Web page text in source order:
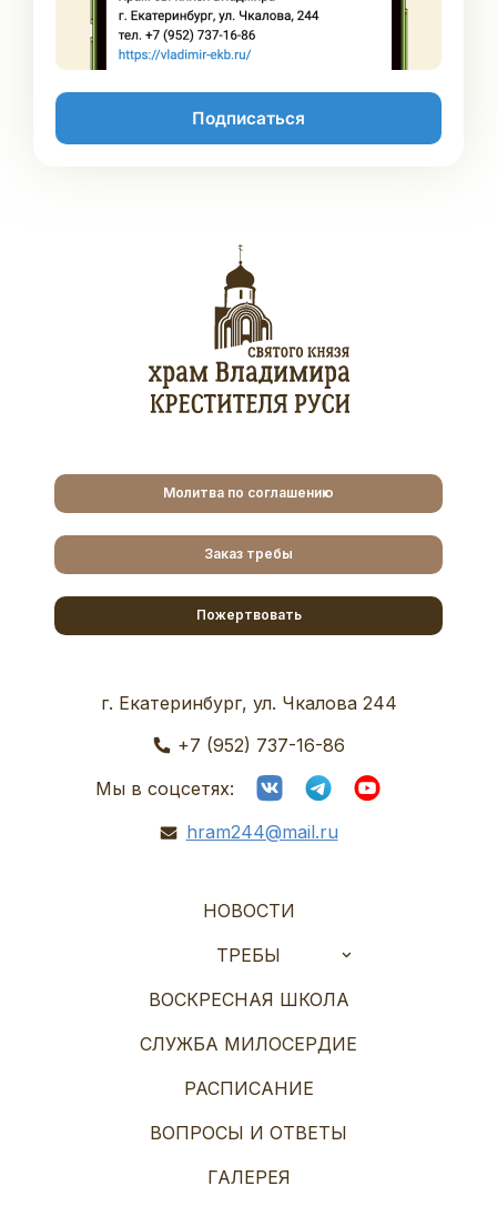
Подписаться
Молитва по соглашению
Заказ требы
Пожертвовать
г. Екатеринбург, ул. Чкалова 244
+7 (952) 737-16-86
Мы в соцсетях:
hram244@mail.ru
НОВОСТИ
ТРЕБЫ
ВОСКРЕСНАЯ ШКОЛА
СЛУЖБА МИЛОСЕРДИЕ
РАСПИСАНИЕ
ВОПРОСЫ И ОТВЕТЫ
ГАЛЕРЕЯ